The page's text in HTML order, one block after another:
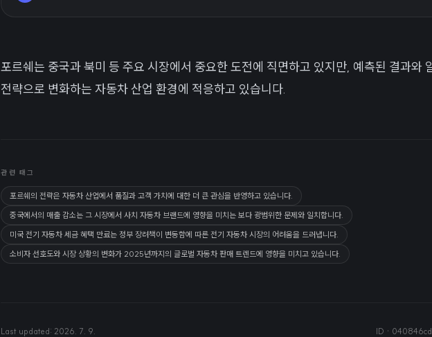
포르쉐는 중국과 북미 등 주요 시장에서 중요한 도전에 직면하고 있지만, 예측된 결과와
전략으로 변화하는 자동차 산업 환경에 적응하고 있습니다.
관련 태그
포르쉐의 전략은 자동차 산업에서 품질과 고객 가치에 대한 더 큰 관심을 반영하고 있습니다.
중국에서의 매출 감소는 그 시장에서 사치 자동차 브랜드에 영향을 미치는 보다 광범위한 문제와 일치합니다.
미국 전기 자동차 세금 혜택 만료는 정부 장려책이 변동함에 따른 전기 자동차 시장의 어려움을 드러냅니다.
소비자 선호도와 시장 상황의 변화가 2025년까지의 글로벌 자동차 판매 트렌드에 영향을 미치고 있습니다.
Last updated: 2026. 7. 9. ID ·